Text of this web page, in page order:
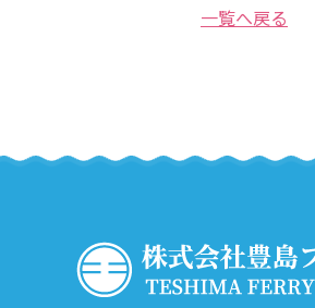
一覧へ戻る